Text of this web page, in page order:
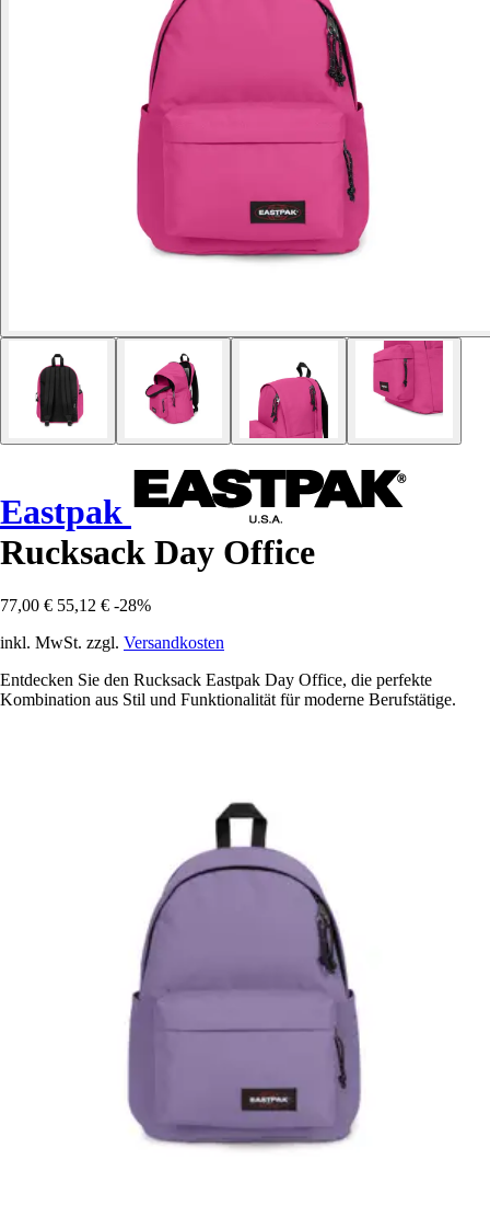
Eastpak
Rucksack Day Office
77,00 € 55,12 € -28%
inkl. MwSt. zzgl. Versandkosten
Entdecken Sie den Rucksack Eastpak Day Office, die perfekte
Kombination aus Stil und Funktionalität für moderne Berufstätige.